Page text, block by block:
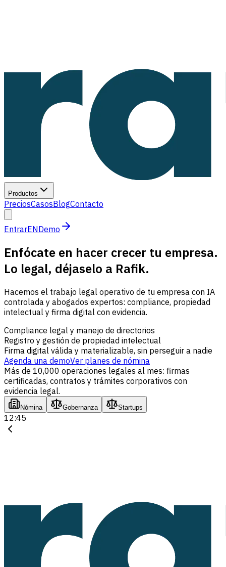
Productos
PreciosCasosBlogContacto
EntrarENDemo
Enfócate en hacer crecer tu empresa.
Lo legal, déjaselo a Rafik.
Hacemos el trabajo legal operativo de tu empresa con IA
controlada y abogados expertos: compliance, propiedad
intelectual y firma digital con evidencia.
Compliance legal y manejo de directorios
Registro y gestión de propiedad intelectual
Firma digital válida y materializable, sin perseguir a nadie
Agenda una demoVer planes de nómina
Más de 10,000 operaciones legales al mes: firmas
certificadas, contratos y trámites corporativos con
evidencia legal.
Nómina Gobernanza Startups
12:45